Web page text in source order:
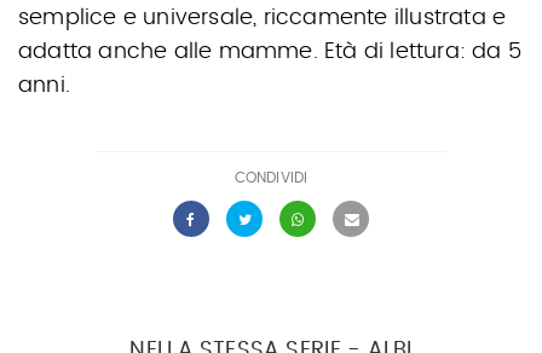
semplice e universale, riccamente illustrata e
adatta anche alle mamme. Età di lettura: da 5
anni.
CONDIVIDI